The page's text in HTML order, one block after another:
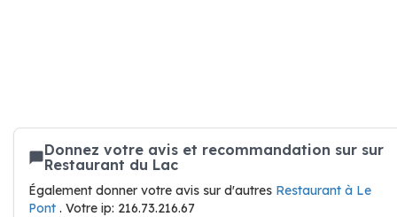
Donnez votre avis et recommandation sur sur
Restaurant du Lac
Également donner votre avis sur d'autres Restaurant à Le
Pont . Votre ip: 216.73.216.67